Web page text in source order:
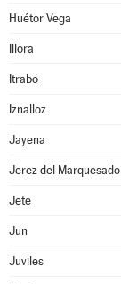
Huétor Vega
Illora
Itrabo
Iznalloz
Jayena
Jerez del Marquesado
Jete
Jun
Juviles